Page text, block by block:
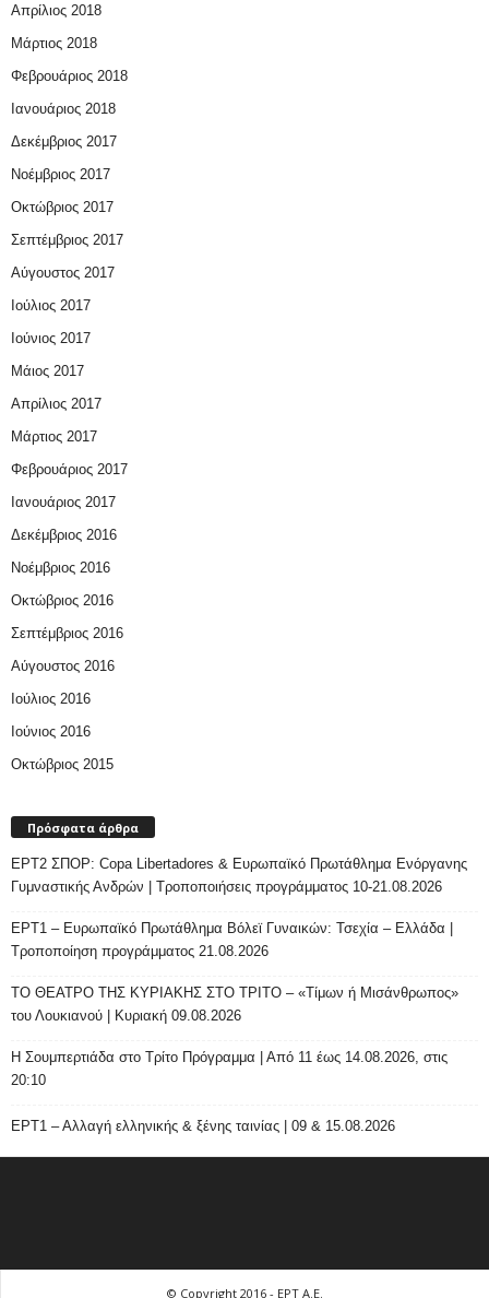
Απρίλιος 2018
Μάρτιος 2018
Φεβρουάριος 2018
Ιανουάριος 2018
Δεκέμβριος 2017
Νοέμβριος 2017
Οκτώβριος 2017
Σεπτέμβριος 2017
Αύγουστος 2017
Ιούλιος 2017
Ιούνιος 2017
Μάιος 2017
Απρίλιος 2017
Μάρτιος 2017
Φεβρουάριος 2017
Ιανουάριος 2017
Δεκέμβριος 2016
Νοέμβριος 2016
Οκτώβριος 2016
Σεπτέμβριος 2016
Αύγουστος 2016
Ιούλιος 2016
Ιούνιος 2016
Οκτώβριος 2015
Πρόσφατα άρθρα
ΕΡΤ2 ΣΠΟΡ: Copa Libertadores & Ευρωπαϊκό Πρωτάθλημα Ενόργανης
Γυμναστικής Ανδρών | Τροποποιήσεις προγράμματος 10-21.08.2026
ΕΡΤ1 – Ευρωπαϊκό Πρωτάθλημα Βόλεϊ Γυναικών: Τσεχία – Ελλάδα |
Τροποποίηση προγράμματος 21.08.2026
ΤΟ ΘΕΑΤΡΟ ΤΗΣ ΚΥΡΙΑΚΗΣ ΣΤΟ ΤΡΙΤΟ – «Τίμων ή Μισάνθρωπος»
του Λουκιανού | Κυριακή 09.08.2026
H Σουμπερτιάδα στο Τρίτο Πρόγραμμα | Από 11 έως 14.08.2026, στις
20:10
ΕΡΤ1 – Αλλαγή ελληνικής & ξένης ταινίας | 09 & 15.08.2026
© Copyright 2016 - ΕΡΤ Α.Ε.